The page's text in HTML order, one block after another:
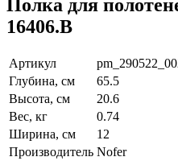
Полка для
16406.B
Артикул
Глубина, см
65.5
Высота, см
20.6
Вес, кг
0.74
Ширина, см
12
Производитель Nofer